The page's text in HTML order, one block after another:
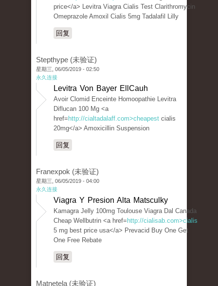
price</a> Levitra Viagra Cialis Test Clarithromycin
Omeprazole Amoxil Cialis 5mg Tadalafil Lilly
回复
Stepthype (未验证)
星期三, 06/05/2019 - 02:50
永久连接
Levitra Von Bayer EllCauh
Avoir Clomid Enceinte Homoopathie Levitra
Diflucan 100 Mg <a
href= http://cialtadalaff.com>cheapest cialis
20mg</a> Amoxicillin Suspension
回复
Franexpok (未验证)
星期三, 06/05/2019 - 04:00
永久连接
Viagra Y Presion Alta Matsculky
Kamagra Jelly 100mg Toulouse Viagra Dal Canada
Cheap Wellbutrin <a href= http://cialisab.com>cialis
5 mg best price usa</a> Prevacid Buy One Get
One Free Rebate
回复
Matnetela (未验证)